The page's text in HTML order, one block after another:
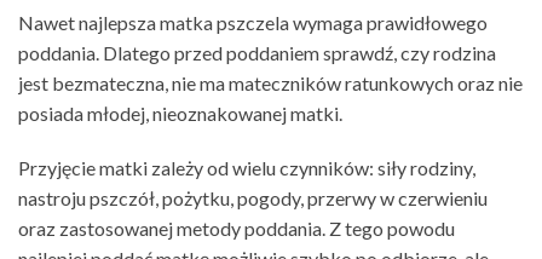
Nawet najlepsza matka pszczela wymaga prawidłowego
poddania. Dlatego przed poddaniem sprawdź, czy rodzina
jest bezmateczna, nie ma mateczników ratunkowych oraz nie
posiada młodej, nieoznakowanej matki.
Przyjęcie matki zależy od wielu czynników: siły rodziny,
nastroju pszczół, pożytku, pogody, przerwy w czerwieniu
oraz zastosowanej metody poddania. Z tego powodu